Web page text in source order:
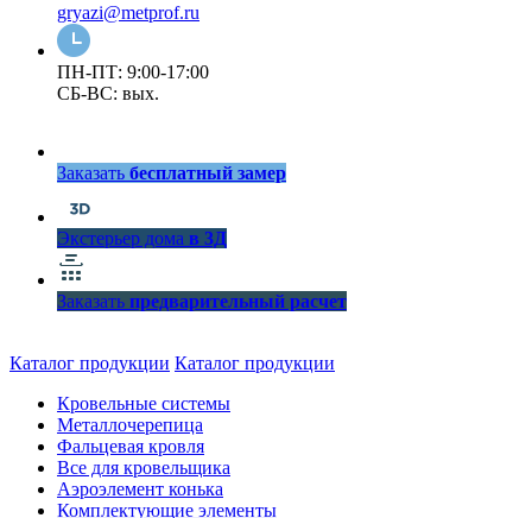
gryazi@metprof.ru
ПН-ПТ: 9:00-17:00
СБ-ВС: вых.
Заказать бесплатный замер
Экстерьер дома в 3Д
Заказать предварительный расчет
Каталог продукции Каталог продукции
Кровельные системы
Металлочерепица
Фальцевая кровля
Все для кровельщика
Аэроэлемент конька
Комплектующие элементы